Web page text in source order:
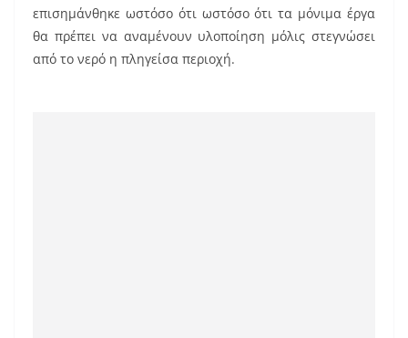
επισημάνθηκε ωστόσο ότι ωστόσο ότι τα μόνιμα έργα
θα πρέπει να αναμένουν υλοποίηση μόλις στεγνώσει
από το νερό η πληγείσα περιοχή.